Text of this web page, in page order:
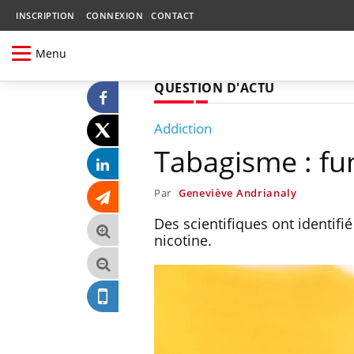
INSCRIPTION CONNEXION CONTACT
Menu
QUESTION D'ACTU
Addiction
Tabagisme :
Par Geneviève Andrianaly
Des scientifiques ont
nicotine.